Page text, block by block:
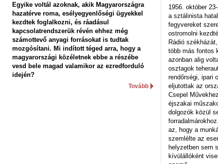
Egyike voltál azoknak, akik Magyarországra
hazatérve roma, esélyegyenlőségi ügyekkel
kezdtek foglalkozni, és ráadásul
kapcsolatrendszerük révén ehhez még
számottevő anyagi forrásokat is tudtak
mozgósítani. Mi indított téged arra, hogy a
magyarországi közéletnek ebbe a részébe
vesd bele magad valamikor az ezredforduló
idején?
Tovább
1956. október
a sztálinista
fegyvereket
ostromolni
Rádió
több más fontos
azonban alig
osztagok
rendőrségi, ipari
eljutottak az
Csepel
éjszakai
dolgozók közül
az, hogy a
szemlélte az
helyzetben sem
kívülállóként